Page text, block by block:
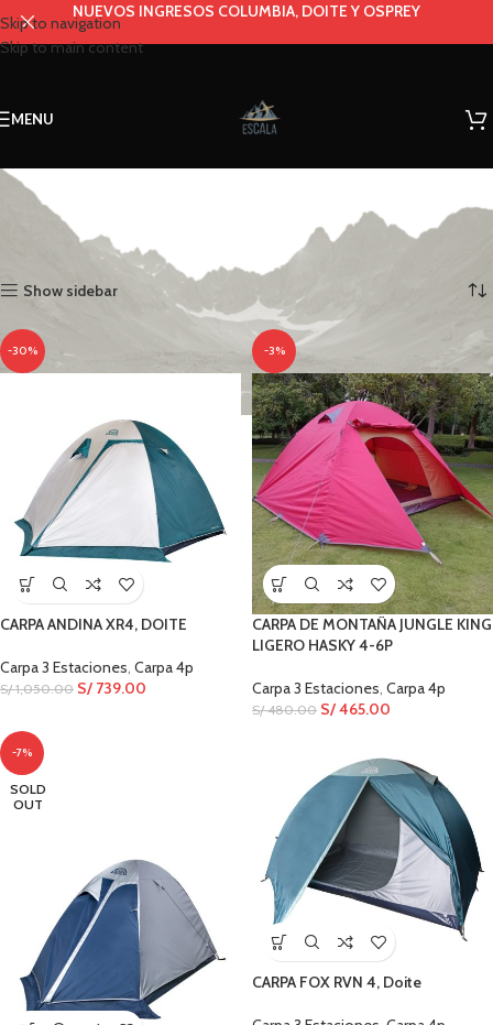
Skip to navigation
Skip to main content
NUEVOS INGRESOS COLUMBIA, DOITE Y OSPREY
MENU
CARPAS Carpa 4p Mostrando los 7 resultados
Show sidebar
-30%
CARPA ANDINA XR4, DOITE
Carpa 3 Estaciones, Carpa 4p
S/1,050.00 S/ 739.00
-3%
CARPA DE MONTAÑA JUNGLE KING
LIGERO HASKY 4-6P
Carpa 3 Estaciones, Carpa 4p
S/480.00 S/465.00
-7%
SOLD
OUT
CARPA FOX RVN 4, Doite